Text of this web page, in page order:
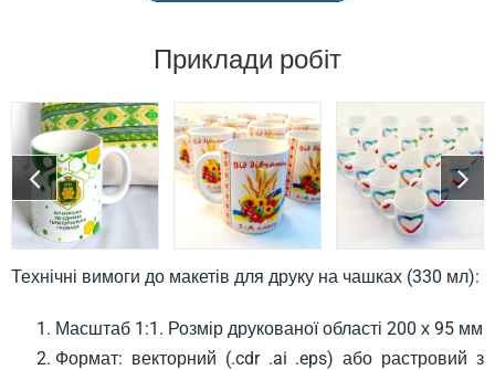
Приклади робіт
Технічні вимоги до макетів для друку на чашках (330 мл):
Масштаб 1:1. Розмір друкованої області 200 х 95 мм
Формат: векторний (.cdr .ai .eps) або растровий з